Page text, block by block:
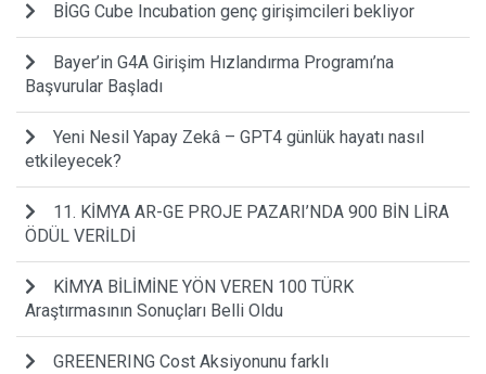
BİGG Cube Incubation genç girişimcileri bekliyor
Bayer’in G4A Girişim Hızlandırma Programı’na
Başvurular Başladı
Yeni Nesil Yapay Zekâ – GPT4 günlük hayatı nasıl
etkileyecek?
11. KİMYA AR-GE PROJE PAZARI’NDA 900 BİN LİRA
ÖDÜL VERİLDİ
KİMYA BİLİMİNE YÖN VEREN 100 TÜRK
Araştırmasının Sonuçları Belli Oldu
GREENERING Cost Aksiyonunu farklı